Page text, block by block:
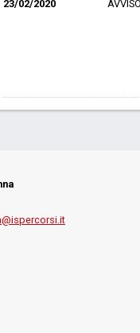
23/02/2020